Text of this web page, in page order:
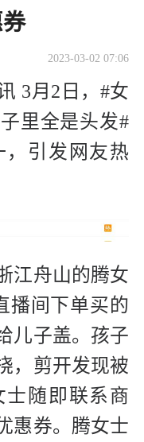
2023-03-02 07:06
3月2日，#女
里全是头发#
，引发网友热
江舟山的腾女
播间下单买的
儿子盖。孩子
，剪开发现被
随即联系商
惠券。腾女士